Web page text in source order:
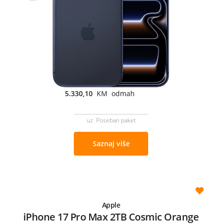
5.330,10 KM odmah
uz Poseban paket
Saznaj više
Apple
iPhone 17 Pro Max 2TB Cosmic Orange